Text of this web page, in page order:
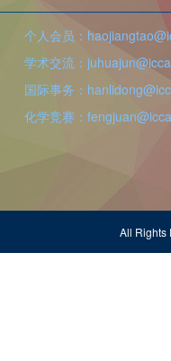
个人会员：
学术交流：
国际事务：
化学竞赛：
All Rights